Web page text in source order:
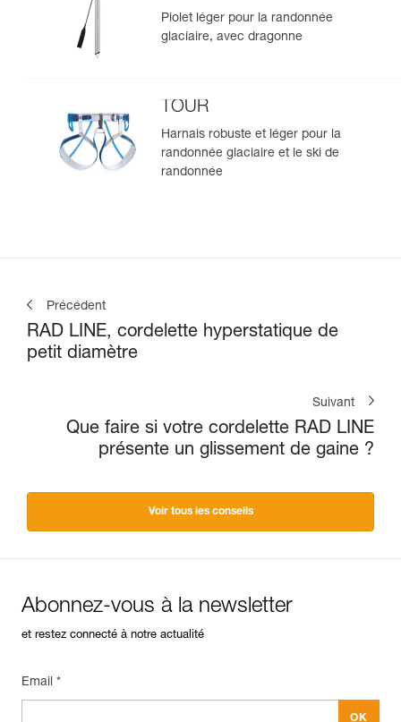
Piolet léger pour la randonnée
glaciaire, avec dragonne
TOUR
Harnais robuste et léger pour la
randonnée glaciaire et le ski de
randonnée
Précédent
RAD LINE, cordelette hyperstatique de
petit diamètre
Suivant
Que faire si votre cordelette RAD LINE
présente un glissement de gaine ?
Voir tous les conseils
Abonnez-vous à la newsletter
et restez connecté à notre actualité
Email *